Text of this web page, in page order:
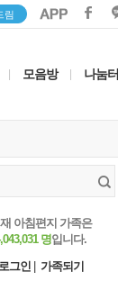
림
모음방 나눔터
아침편지 가족은
명입니다.
로그인
가족되기